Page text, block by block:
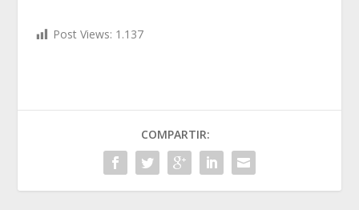
Post Views: 1.137
COMPARTIR: